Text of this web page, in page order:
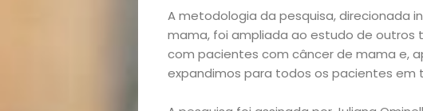
lá!
Casa
A metodologia da pesquisa, direcionada
mama, foi ampliada ao estudo de outros
com pacientes com câncer de mama e,
expandimos para todos os pacientes em